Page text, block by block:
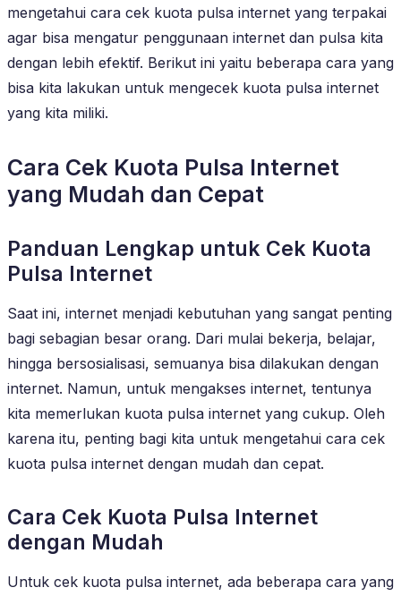
mengetahui cara cek kuota pulsa internet yang terpakai
agar bisa mengatur penggunaan internet dan pulsa kita
dengan lebih efektif. Berikut ini yaitu beberapa cara yang
bisa kita lakukan untuk mengecek kuota pulsa internet
yang kita miliki.
Cara Cek Kuota Pulsa Internet
yang Mudah dan Cepat
Panduan Lengkap untuk Cek Kuota
Pulsa Internet
Saat ini, internet menjadi kebutuhan yang sangat penting
bagi sebagian besar orang. Dari mulai bekerja, belajar,
hingga bersosialisasi, semuanya bisa dilakukan dengan
internet. Namun, untuk mengakses internet, tentunya
kita memerlukan kuota pulsa internet yang cukup. Oleh
karena itu, penting bagi kita untuk mengetahui cara cek
kuota pulsa internet dengan mudah dan cepat.
Cara Cek Kuota Pulsa Internet
dengan Mudah
Untuk cek kuota pulsa internet, ada beberapa cara yang